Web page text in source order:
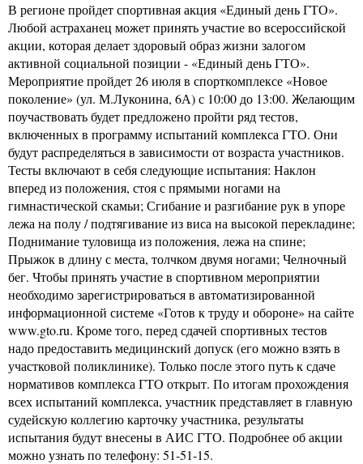
В регионе пройдет спортивная акция «Единый день ГТО».
Любой астраханец может принять участие во всероссийской
акции, которая делает здоровый образ жизни залогом
активной социальной позиции - «Единый день ГТО».
Мероприятие пройдет 26 июля в спорткомплексе «Новое
поколение» (ул. М.Луконина, 6А) с 10:00 до 13:00. Желающим
поучаствовать будет предложено пройти ряд тестов,
включенных в программу испытаний комплекса ГТО. Они
будут распределяться в зависимости от возраста участников.
Тесты включают в себя следующие испытания: Наклон
вперед из положения, стоя с прямыми ногами на
гимнастической скамьи; Сгибание и разгибание рук в упоре
лежа на полу / подтягивание из виса на высокой перекладине;
Поднимание туловища из положения, лежа на спине;
Прыжок в длину с места, толчком двумя ногами; Челночный
бег. Чтобы принять участие в спортивном мероприятии
необходимо зарегистрироваться в автоматизированной
информационной системе «Готов к труду и обороне» на сайте
www.gto.ru. Кроме того, перед сдачей спортивных тестов
надо предоставить медицинский допуск (его можно взять в
участковой поликлинике). Только после этого путь к сдаче
нормативов комплекса ГТО открыт. По итогам прохождения
всех испытаний комплекса, участник представляет в главную
судейскую коллегию карточку участника, результаты
испытания будут внесены в АИС ГТО. Подробнее об акции
можно узнать по телефону: 51‐51‐15.